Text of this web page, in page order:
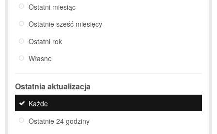
Ostatni miesiąc
Ostatnie sześć miesięcy
Ostatni rok
Własne
Ostatnia aktualizacja
Każde
Ostatnie 24 godziny